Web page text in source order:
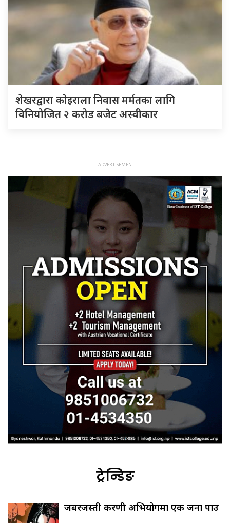
शेखरद्वारा कोइराला निवास मर्मतका लागि
विनियोजित २ करोड बजेट अस्वीकार
ट्रेन्डिङ
जबरजस्ती करणी अभियोगमा एक जना पक्राउ